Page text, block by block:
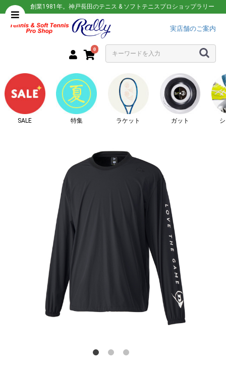
創業1981年。神戸長田のテニス & ソフトテニスプロショップラリー
実店舗のご案内
0
SALE 特集 ラケット ガット